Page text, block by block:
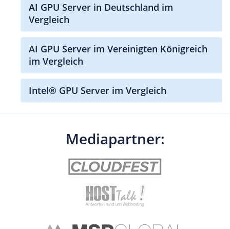
AI GPU Server in Deutschland im
Vergleich
AI GPU Server im Vereinigten Königreich
im Vergleich
Intel® GPU Server im Vergleich
Mediapartner: